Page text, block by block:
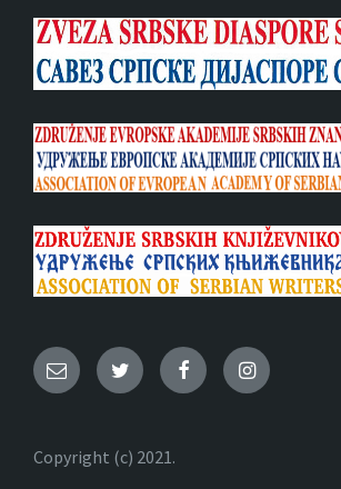
Email TwitterFacebookInstagram
Copyright (c) 2021.